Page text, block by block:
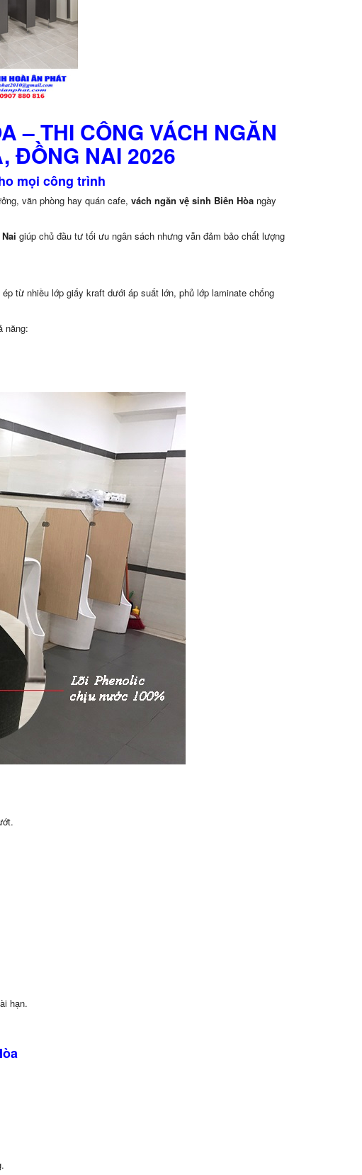
– THI CÔNG VÁCH NGĂN
ĐỒNG NAI 2026
mọi công trình
văn phòng hay quán cafe, vách ngăn vệ sinh Biên Hòangày
giúp chủ đầu tư tối ưu ngân sách nhưng vẫn đảm bảo chất lượng
từ nhiều lớp giấy kraft dưới áp suất lớn, phủ lớp laminate chống
năng:
hạn.